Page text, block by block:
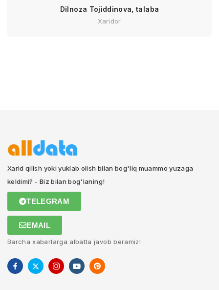
Dilnoza Tojiddinova, talaba
Xaridor
Xarid qilish yoki yuklab olish bilan bog'liq muammo yuzaga
keldimi? - Biz bilan bog'laning!
TELEGRAM
EMAIL
Barcha xabarlarga albatta javob beramiz!